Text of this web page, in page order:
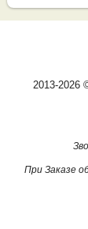
2013-2026
При Заказе